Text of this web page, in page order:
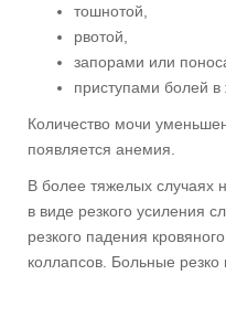
тошнотой,
рвотой,
запорами или
приступами болей в
Количество мочи
появляется анемия.
В более тяжелых случаях
в виде резкого усиления
резкого падения
коллапсов. Больные резко